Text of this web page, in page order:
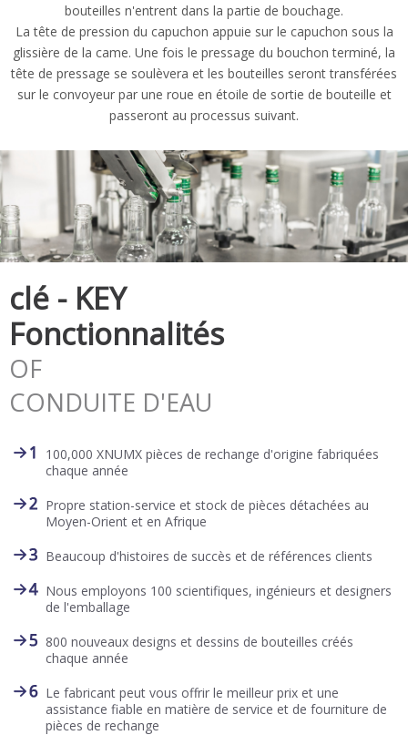
bouteilles n'entrent dans la partie de bouchage.
La tête de pression du capuchon appuie sur le capuchon sous la
glissière de la came. Une fois le pressage du bouchon terminé, la
tête de pressage se soulèvera et les bouteilles seront transférées
sur le convoyeur par une roue en étoile de sortie de bouteille et
passeront au processus suivant.
clé - KEY
Fonctionnalités
OF
CONDUITE D'EAU
100,000 XNUMX pièces de rechange d'origine fabriquées
chaque année
Propre station-service et stock de pièces détachées au
Moyen-Orient et en Afrique
Beaucoup d'histoires de succès et de références clients
Nous employons 100 scientifiques, ingénieurs et designers
de l'emballage
800 nouveaux designs et dessins de bouteilles créés
chaque année
Le fabricant peut vous offrir le meilleur prix et une
assistance fiable en matière de service et de fourniture de
pièces de rechange